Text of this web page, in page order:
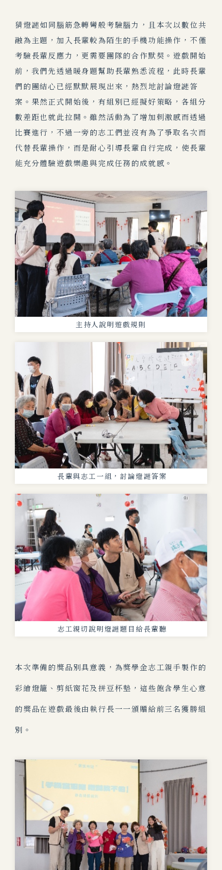
猜燈謎如同腦筋急轉彎般考驗腦力，且本次以數位共
融為主題，加入長輩較為陌生的手機功能操作，不僅
考驗長輩反應力，更需要團隊的合作默契。遊戲開始
前，我們先透過暖身題幫助長輩熟悉流程，此時長輩
們的團結心已經默默展現出來，熱烈地討論燈謎答
案。果然正式開始後，有組別已經擬好策略，各組分
數差距也就此拉開。雖然活動為了增加刺激感而透過
比賽進行，不過一旁的志工們並沒有為了爭取名次而
代替長輩操作，而是耐心引導長輩自行完成，使長輩
能充分體驗遊戲樂趣與完成任務的成就感。
主持人說明遊戲規則
長輩與志工一組，討論燈謎答案
志工親切說明燈謎題目給長輩聽
本次準備的獎品別具意義，為獎學金志工親手製作的
彩繪燈籠、剪紙窗花及拼豆杯墊，這些飽含學生心意
的獎品在遊戲最後由執行長一一頒贈給前三名獲勝組
別。